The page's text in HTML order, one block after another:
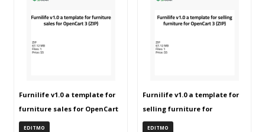
Furnilife v1.0 a template for
furniture sales for OpenCart
3 (ZIP)
EDITMO
Furnilife v1.0 a template for
selling furniture for
OpenCart 3 (ZIP)
EDITMO